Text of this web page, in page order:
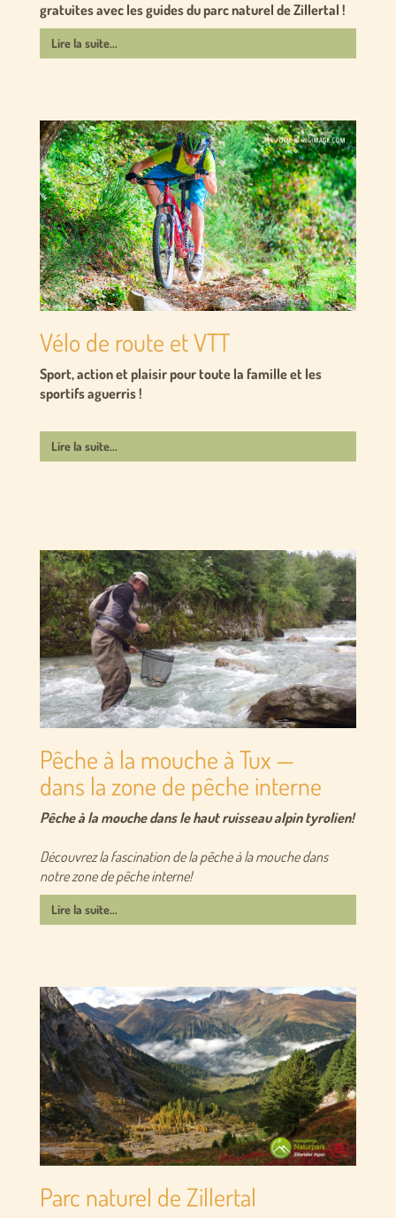
gratuites avec les guides du parc naturel de Zillertal !
Lire la suite...
Vélo de route et VTT
Sport, action et plaisir pour toute la famille et les
sportifs aguerris !
Lire la suite...
Pêche à la mouche à Tux —
dans la zone de pêche interne
Pêche à la mouche dans le haut ruisseau alpin tyrolien!
Découvrez la fascination de la pêche à la mouche dans
notre zone de pêche interne!
Lire la suite...
Parc naturel de Zillertal